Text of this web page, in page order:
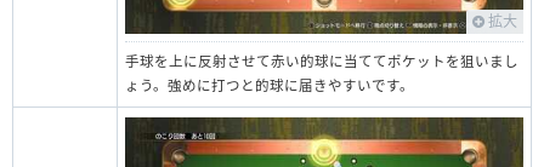
拡大
手球を上に反射させて赤い的球に当ててポケットを狙いまし
ょう。強めに打つと的球に届きやすいです。